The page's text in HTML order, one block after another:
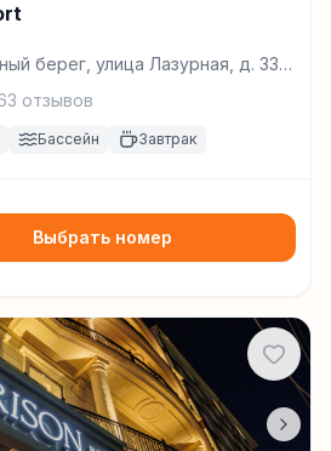
берег, улица Лазурная, д. 33А,
отзывов
Бассейн Завтрак
Выбрать номер